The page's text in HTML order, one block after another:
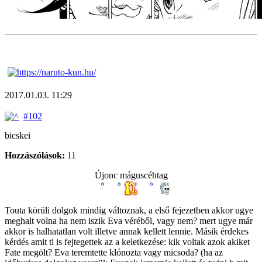
2017.01.03. 11:29
#102
bicskei
Hozzászólások: 11
Újonc máguscéhtag
Touta körüli dolgok mindig változnak, a első fejezetben akkor ugye
meghalt volna ha nem iszik Eva véréből, vagy nem? mert ugye már
akkor is halhatatlan volt illetve annak kellett lennie. Másik érdekes
kérdés amit ti is fejtegettek az a keletkezése: kik voltak azok akiket
Fate megölt? Eva teremtette klónozta vagy micsoda? (ha az